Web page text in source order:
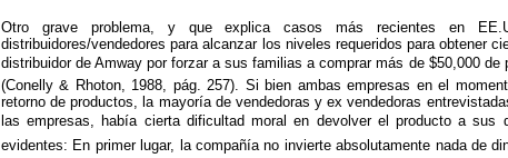
Otro grave problema, y que explica casos más recientes en
distribuidores/vendedores para alcanzar los niveles requeridos para obtener
distribuidor de Amway por forzar a sus familias a comprar más de $50,000
(Conelly & Rhoton, 1988, pág. 257). Si bien ambas empresas en el
retorno de productos, la mayoría de vendedoras y ex vendedoras
las empresas, había cierta dificultad moral en devolver el producto a
evidentes: En primer lugar, la compañía no invierte absolutamente nada de